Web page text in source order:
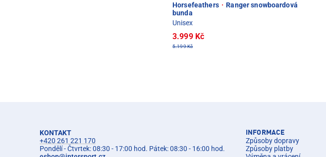
Horsefeathers · Ranger snowboardová
bunda
Unisex
3.999 Kč
5.199 Kč
KONTAKT
+420 261 221 170
Pondělí - Čtvrtek: 08:30 - 17:00 hod. Pátek: 08:30 - 16:00 hod.
INFORMACE
Způsoby dopravy
Způsoby platby